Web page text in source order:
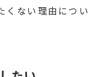
くない理由につい